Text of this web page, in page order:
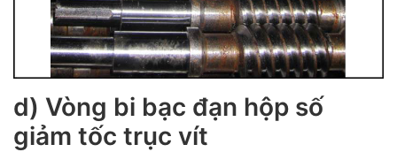
d) Vòng bi bạc đạn hộp số
giảm tốc trục vít